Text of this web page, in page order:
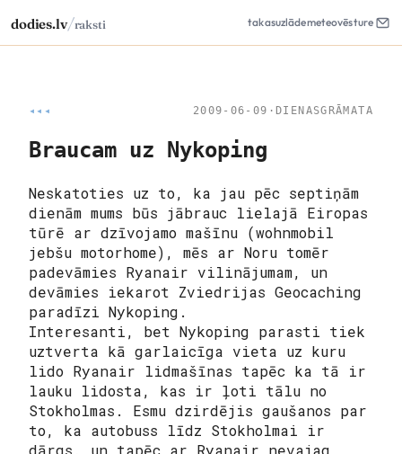
dodies.lv/raksti takasuzlādemeteovēsture
◂◂◂ 2009-06-09 · DIENASGRĀMATA
Braucam uz Nykoping
Neskatoties uz to, ka jau pēc septiņām
dienām mums būs jābrauc lielajā Eiropas
tūrē ar dzīvojamo mašīnu (wohnmobil
jebšu motorhome), mēs ar Noru tomēr
padevāmies Ryanair vilinājumam, un
devāmies iekarot Zviedrijas Geocaching
paradīzi Nykoping.
Interesanti, bet Nykoping parasti tiek
uztverta kā garlaicīga vieta uz kuru
lido Ryanair lidmašīnas tapēc ka tā ir
lauku lidosta, kas ir ļoti tālu no
Stokholmas. Esmu dzirdējis gaušanos par
to, ka autobuss līdz Stokholmai ir
dārgs, un tapēc ar Ryanair nevajag